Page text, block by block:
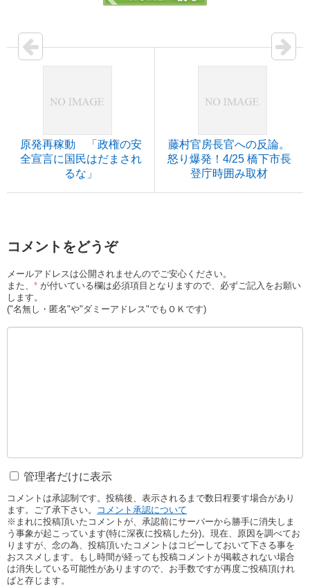
原発再稼動 「政権の安
全宣言に国民はだまされ
るな」
藤村官房長官への反論。
怒り爆発！4/25 橋下市長
登庁時囲み取材
コメントをどうぞ
メールアドレスは公開されませんのでご安心ください。
また、 * が付いている欄は必須項目となりますので、必ずご記入をお願い
します。
("名無し・匿名"や"ダミーアドレス"でもＯＫです)
管理者だけに表示
コメントは承認制です。投稿後、表示されるまで数日程要す場合があり
ます。ご了承下さい。
コメント承認について
※まれに投稿頂いたコメントが、承認前にサーバーから勝手に消失しま
う事象が起こっています(特に深夜に投稿した分)。現在、原因を調べてお
りますが、念の為、投稿頂いたコメントはコピーしておいて下さる事を
おススメします。もし時間が経っても投稿コメントが掲載されない場合
は消失している可能性がありますので、お手数ですが再度ご投稿頂けれ
ばと存じます。